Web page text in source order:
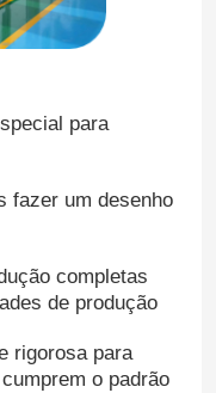
LSR
para
fazer um desenho
completas
de produção
rigorosa para
o padrão